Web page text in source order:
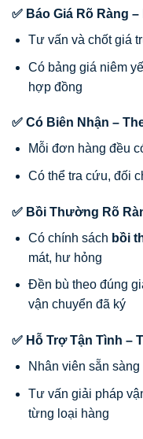
✅ Báo Giá Rõ Ràng
Tư vấn và chốt giá
Có bảng giá niêm
hợp đồng
✅ Có Biên Nhận –
Mỗi đơn hàng đều
Có thể tra cứu, đối
✅ Bồi Thường Rõ
Có chính sách bồi
mát, hư hỏng
Đền bù theo đúng
vận chuyển đã ký
✅ Hỗ Trợ Tận Tình –
Nhân viên sẵn
Tư vấn giải pháp
từng loại hàng